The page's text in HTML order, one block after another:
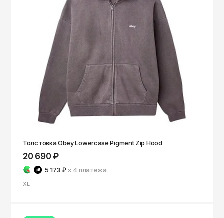
Толстовка Obey Lowercase Pigment Zip Hood
20 690 ₽
5 173 ₽ × 4платежа
XL